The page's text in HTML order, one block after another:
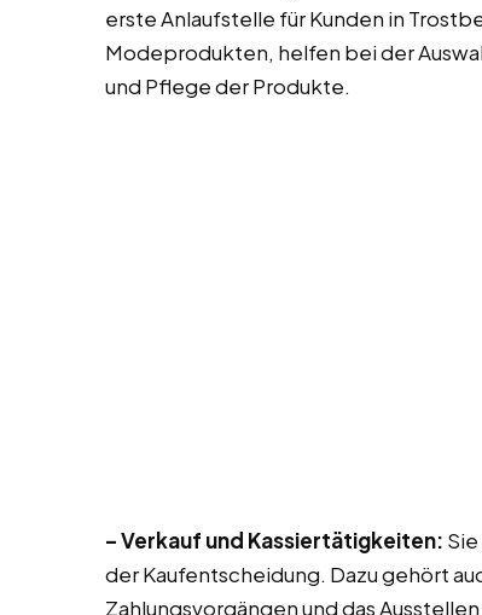
erste Anlaufstelle für Kunden in
Modeprodukten, helfen bei der
und Pflege der Produkte.
– Verkauf und Kassiertätigkeiten:
der Kaufentscheidung. Dazu gehört
Zahlungsvorgängen und das